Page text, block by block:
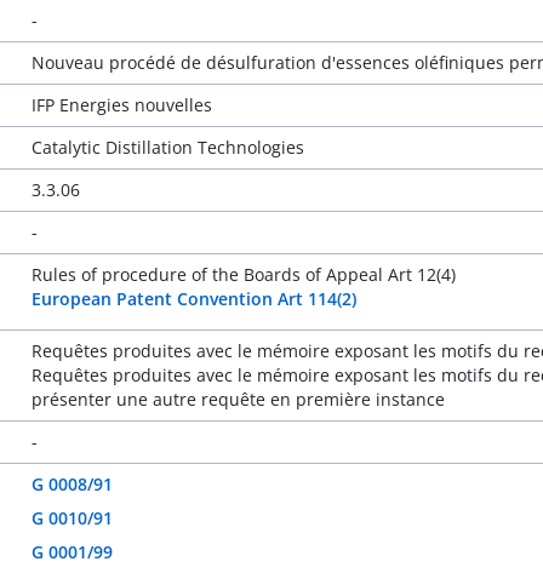
-
Nouveau procédé de désulfuration d'essences oléfiniques
IFP Energies nouvelles
Catalytic Distillation Technologies
3.3.06
-
Rules of procedure of the Boards of Appeal Art 12(4)
European Patent Convention Art 114(2)
Requêtes produites avec le mémoire exposant les motifs du
Requêtes produites avec le mémoire exposant les motifs du
présenter une autre requête en première instance
-
G 0008/91
G 0010/91
G 0001/99